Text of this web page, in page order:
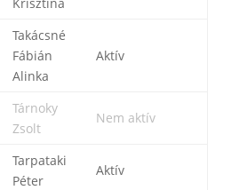
Takácsné
Fábián
Alinka
Aktív
Tárnoky
Zsolt
Nem aktív
Tarpataki
Péter
Aktív